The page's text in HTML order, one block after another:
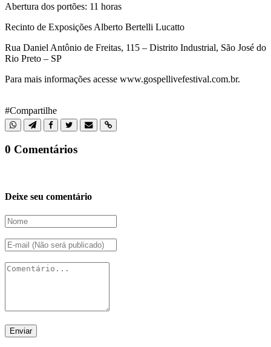
Abertura dos portões: 11 horas
Recinto de Exposições Alberto Bertelli Lucatto
Rua Daniel Antônio de Freitas, 115 – Distrito Industrial, São José do
Rio Preto – SP
Para mais informações acesse www.gospellivefestival.com.br.
#Compartilhe
0 Comentários
Deixe seu comentário
Enviar